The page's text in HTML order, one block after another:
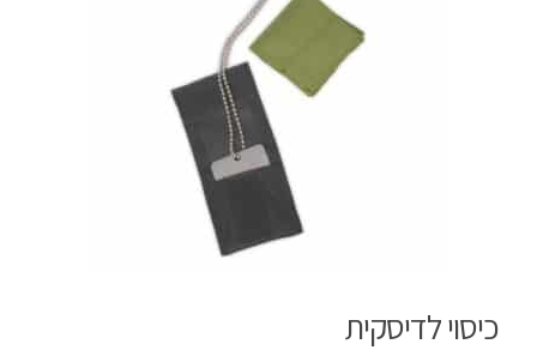
כיסוי לדיסקית